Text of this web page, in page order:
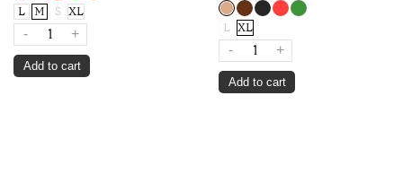
L M S XL
- +
Add to cart
L XL
- +
Add to cart